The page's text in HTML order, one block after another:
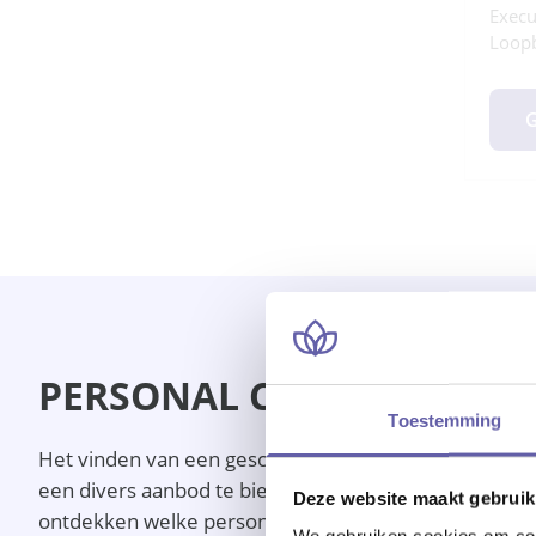
Toestemming
Deze website maakt
PERSONAL COACH IN
Het vinden van een geschikte personal coach in
een divers aanbod te bieden van de personal
ontdekken welke personal coach in Hoorn het beste